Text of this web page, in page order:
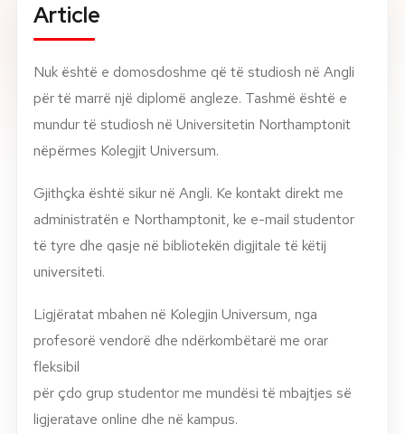
About
Contact
EN
AL Apply Now
SIGN IN
UMS Staff
UMS Students
LMS Canvas
Article
Nuk është e domosdoshme që të studiosh në Angli
për të marrë një diplomë angleze. Tashmë është e
mundur të studiosh në Universitetin Northamptonit
nëpërmes Kolegjit Universum.
Gjithçka është sikur në Angli. Ke kontakt direkt me
administratën e Northamptonit, ke e-mail studentor
të tyre dhe qasje në bibliotekën digjitale të këtij
universiteti.
Ligjëratat mbahen në Kolegjin Universum, nga
profesorë vendorë dhe ndërkombëtarë me orar
fleksibil
për çdo grup studentor me mundësi të mbajtjes së
ligjeratave online dhe në kampus.